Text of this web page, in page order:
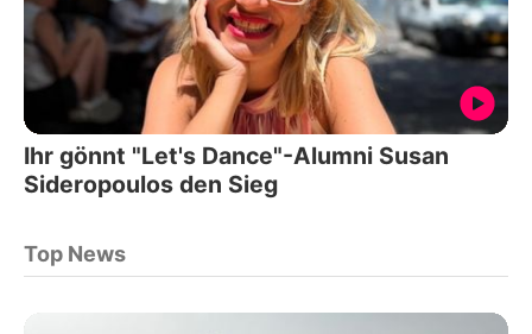
Ihr gönnt "Let's Dance"-Alumni Susan
Sideropoulos den Sieg
Top News